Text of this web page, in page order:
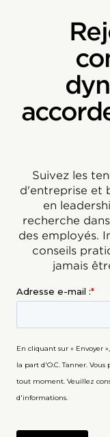
Suivez les
d'entreprise et
en
recherche
des employés.
conseils
jamais